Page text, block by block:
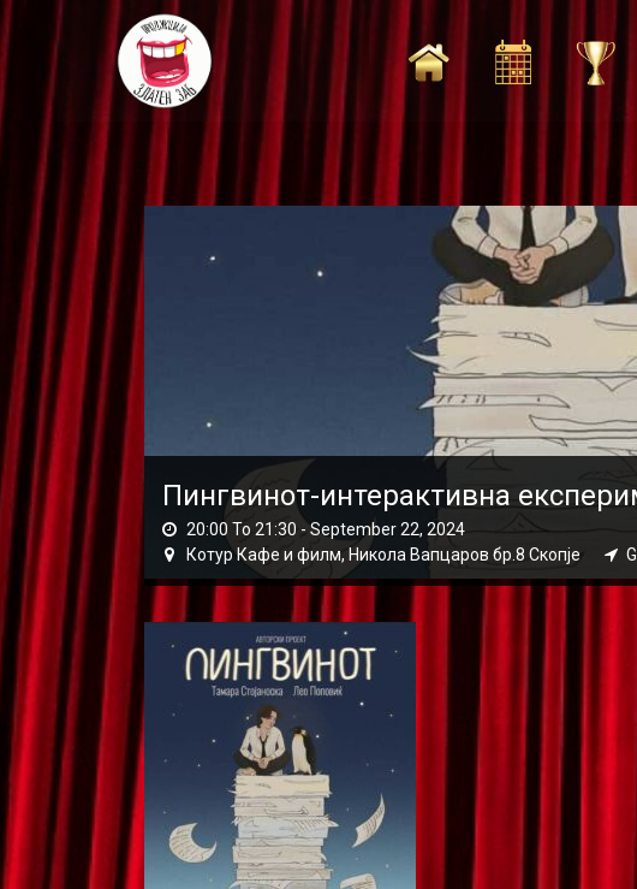
to
Пингвинот-интерактивна
20:00 To 21:30 -September 22, 2024
Котур Кафе и филм, Никола Вапцаров бр.8 Скопје